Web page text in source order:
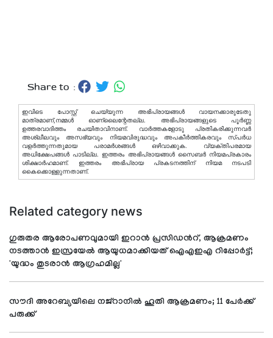
Share to :
ഇവിടെ പോസ്റ്റ് ചെയ്യുന്ന അഭിപ്രായങ്ങള്‍ വായനക്കാരുടേതു
മാത്രമാണ്,നമ്മൾ ഓണ്ലൈന്റേതല്ല. അഭിപ്രായങ്ങളുടെ പൂർണ്ണ
ഉത്തരവാദിത്തം രചയിതാവിനാണ്. വാര്‍ത്തകളോടു പ്രതികരിക്കുന്നവര്‍
അശ്ലീലവും അസഭ്യവും നിയമവിരുദ്ധവും അപകീര്‍ത്തികരവും സ്പര്‍ധ
വളര്‍ത്തുന്നതുമായ പരാമര്‍ശങ്ങള്‍ ഒഴിവാക്കുക. വ്യക്തിപരമായ
അധിക്ഷേപങ്ങള്‍ പാടില്ല. ഇത്തരം അഭിപ്രായങ്ങള്‍ സൈബര്‍ നിയമപ്രകാരം
ശിക്ഷാര്‍ഹമാണ്. ഇത്തരം അഭിപ്രായ പ്രകടനത്തിന് നിയമ നടപടി
കൈക്കൊള്ളുന്നതാണ്.
Related category news
ഗുരുതര ആരോപണവുമായി ഇറാൻ പ്രസിഡന്‍റ്, ആക്രമണം
നടത്താൻ ഇസ്രയേൽ ആയുധമാക്കിയത് ഐഎഇഎ റിപ്പോർട്ട്;
'യുദ്ധം തുടരാൻ ആഗ്രഹമില്ല'
സൗദി അറേബ്യയിലെ നജ്റാനില്‍ ഹൂതി ആക്രമണം; 11 പേര്‍ക്ക്
പരുക്ക്